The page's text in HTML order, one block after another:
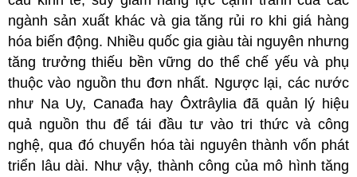
ngành sản xuất khác và gia tăng rủi ro khi giá hàng
hóa biến động. Nhiều quốc gia giàu tài nguyên nhưng
tăng trưởng thiếu bền vững do thể chế yếu và phụ
thuộc vào nguồn thu đơn nhất. Ngược lại, các nước
như Na Uy, Canađa hay Ôxtrâylia đã quản lý hiệu
quả nguồn thu để tái đầu tư vào tri thức và công
nghệ, qua đó chuyển hóa tài nguyên thành vốn phát
triển lâu dài. Như vậy, thành công của mô hình tăng